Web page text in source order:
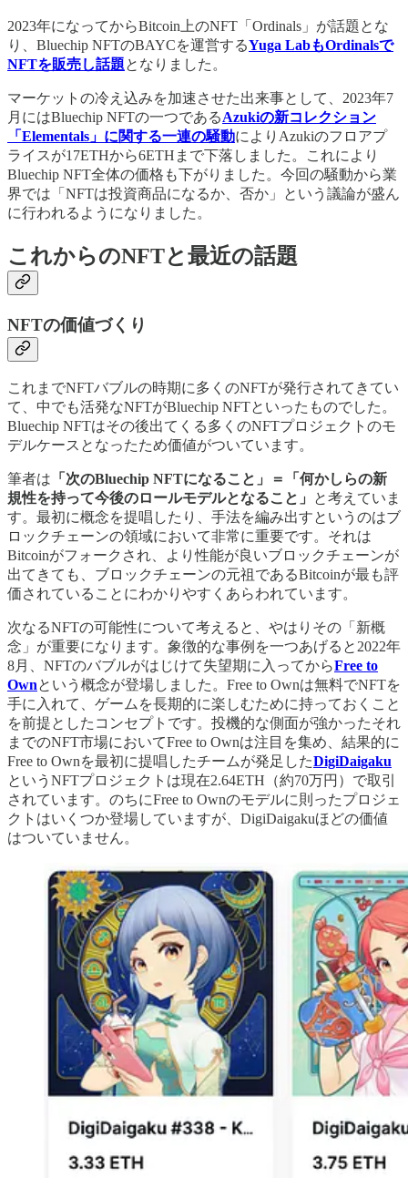
2023年になってからBitcoin上のNFT「Ordinals」が話題とな
り、Bluechip NFTのBAYCを運営するYuga LabもOrdinalsで
NFTを販売し話題となりました。
マーケットの冷え込みを加速させた出来事として、2023年7
月にはBluechip NFTの一つであるAzukiの新コレクション
「Elementals」に関する一連の騒動によりAzukiのフロアプ
ライスが17ETHから6ETHまで下落しました。これにより
Bluechip NFT全体の価格も下がりました。今回の騒動から業
界では「NFTは投資商品になるか、否か」という議論が盛ん
に行われるようになりました。
これからのNFTと最近の話題
NFTの価値づくり
これまでNFTバブルの時期に多くのNFTが発行されてきてい
て、中でも活発なNFTがBluechip NFTといったものでした。
Bluechip NFTはその後出てくる多くのNFTプロジェクトのモ
デルケースとなったため価値がついています。
筆者は 「次のBluechip NFTになること」＝「何かしらの新
規性を持って今後のロールモデルとなること」
と考えていま
す。最初に概念を提唱したり、手法を編み出すというのはブ
ロックチェーンの領域において非常に重要です。それは
Bitcoinがフォークされ、より性能が良いブロックチェーンが
出てきても、ブロックチェーンの元祖であるBitcoinが最も評
価されていることにわかりやすくあらわれています。
次なるNFTの可能性について考えると、やはりその「新概
念」が重要になります。象徴的な事例を一つあげると2022年
8月、NFTのバブルがはじけて失望期に入ってからFree to
Ownという概念が登場しました。Free to Ownは無料でNFTを
手に入れて、ゲームを長期的に楽しむために持っておくこと
を前提としたコンセプトです。投機的な側面が強かったそれ
までのNFT市場においてFree to Ownは注目を集め、結果的に
Free to Ownを最初に提唱したチームが発足したDigiDaigaku
というNFTプロジェクトは現在2.64ETH（約70万円）で取引
されています。のちにFree to Ownのモデルに則ったプロジェ
クトはいくつか登場していますが、DigiDaigakuほどの価値
はついていません。